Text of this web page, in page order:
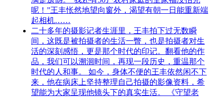
呢！”王丰怅然地望向窗外，渴望有朝一日能重新端
起相机……
二十多年的摄影记者生涯里，王丰拍下过无数瞬
间，这既是被拍摄者的生活一瞥，也是拍摄者对生
活的深刻感悟，更是那个时代的印记。翻看他的作
品，我们可以溯洄时间，再现一段历史，重温那个
时代的人和事。 如今，身体不便的王丰依然闲不下
来，他在病床上坚持整理自己拍摄的影像资料，希
望能为大家呈现他镜头下的真实生活。 《守望老